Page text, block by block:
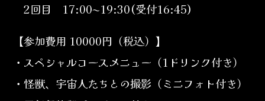
2回目 17:00~19:30(受付16:45)
【参加費用 10000円（税込）】
・スペシャルコースメニュー（1ドリンク付き）
・怪獣、宇宙人たちとの撮影（ミニフォト付き）